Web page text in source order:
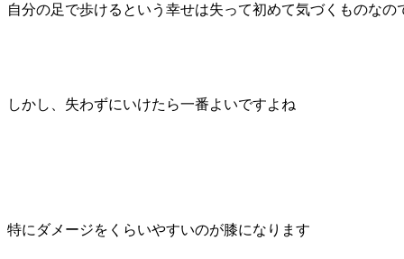
自分の足で歩けるという幸せは失って初めて気づくものなの
しかし、失わずにいけたら一番よいですよね
特にダメージをくらいやすいのが膝になります